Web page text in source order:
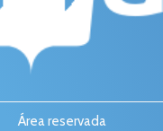
Área reservada